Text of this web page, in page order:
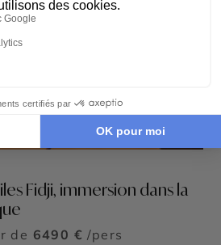
Fidji, immersion dans la
de 6490 € /pers